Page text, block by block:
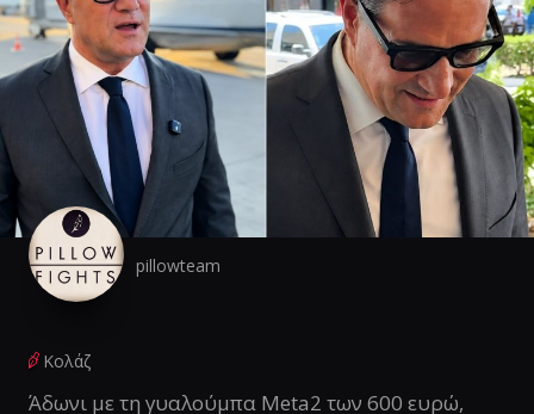
pillowteam
Κολάζ
Άδωνι με τη γυαλούμπα Meta2 των 600 ευρώ,